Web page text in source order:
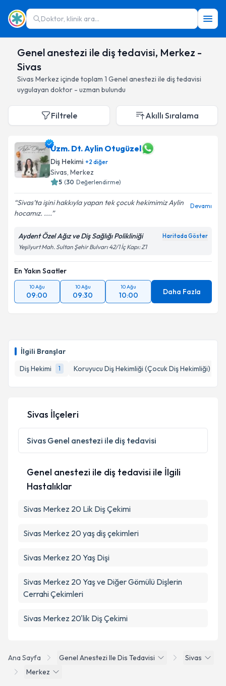
Doktor, klinik ara...
Genel anestezi ile diş tedavisi, Merkez -
Sivas
Sivas Merkez içinde toplam 1 Genel anestezi ile diş tedavisi
uygulayan doktor - uzman bulundu
İlgili Branşlar
Diş Hekimi
1 Koruyucu Diş Hekimliği (Çocuk Diş Hekimliği)
Filtrele Akıllı Sıralama
Uzm. Dt. Aylin Otugüzel
Diş Hekimi +2 diğer
Sivas, Merkez
5 (30 Değerlendirme)
Sivas’ta işini hakkıyla yapan tek çocuk hekimimiz Aylin
hocamız. ....
Devamı
Aydent Özel Ağız ve Diş Sağlığı Polikliniği Haritada Göster
Yeşilyurt Mah. Sultan Şehir Bulvarı 42/1 İç Kapı: Z1
En Yakın Saatler
10 Ağu
09:00
10 Ağu
09:30
10 Ağu
10:00 Daha Fazla
Ana Sayfa Genel Anestezi Ile Dis Tedavisi
Sivas
Merkez
Sivas İlçeleri
Sivas Genel anestezi ile diş tedavisi
Genel anestezi ile diş tedavisi ile İlgili
Hastalıklar
Sivas Merkez 20 Lik Diş Çekimi
Sivas Merkez 20 yaş diş çekimleri
Sivas Merkez 20 Yaş Dişi
Sivas Merkez 20 Yaş ve Diğer Gömülü Dişlerin
Cerrahi Çekimleri
Sivas Merkez 20'lik Diş Çekimi